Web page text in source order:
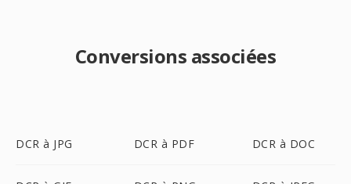
Conversions associées
DCR à JPG DCR à PDF DCR à DOC